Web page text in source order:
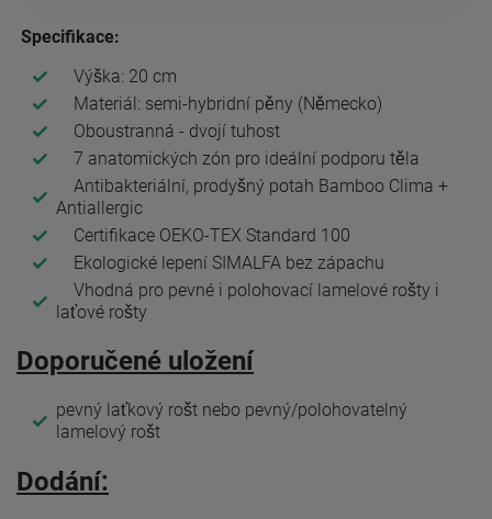
Specifikace:
Výška: 20 cm
Materiál: semi-hybridní pěny (Německo)
Oboustranná - dvojí tuhost
7 anatomických zón pro ideální podporu těla
Antibakteriální, prodyšný potah Bamboo Clima +
Antiallergic
Certifikace OEKO-TEX Standard 100
Ekologické lepení SIMALFA bez zápachu
Vhodná pro pevné i polohovací lamelové rošty i
laťové rošty
Doporučené uložení
pevný laťkový rošt nebo pevný/polohovatelný
lamelový rošt
Dodání: